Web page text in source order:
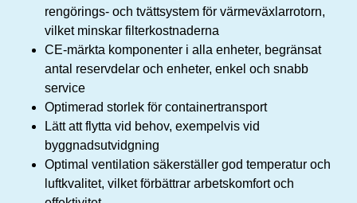
rengörings- och tvättsystem för värmeväxlarrotorn,
vilket minskar filterkostnaderna
CE-märkta komponenter i alla enheter, begränsat
antal reservdelar och enheter, enkel och snabb
service
Optimerad storlek för containertransport
Lätt att flytta vid behov, exempelvis vid
byggnadsutvidgning
Optimal ventilation säkerställer god temperatur och
luftkvalitet, vilket förbättrar arbetskomfort och